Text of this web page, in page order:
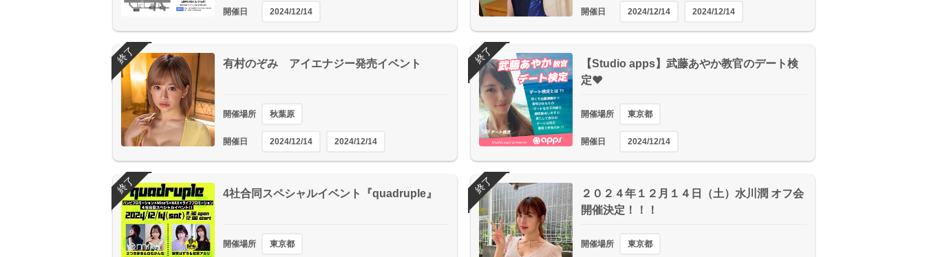
開催日 2024/12/14 開催日 2024/12/14 2024/12/14
有村のぞみ アイエナジー発売イベント
開催場所 秋葉原
開催日 2024/12/14 2024/12/14
終了
【Studio apps】武藤あやか教官のデート検
定❤
開催場所 東京都
開催日 2024/12/14
終了
4社合同スペシャルイベント『quadruple』
開催場所 東京都
終了
２０２４年１２月１４日（土）水川潤 オフ会
開催決定！！！
開催場所 東京都
終了